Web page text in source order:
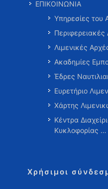
ΕΠΙΚΟΙΝΩΝΙΑ
Υπηρεσίες του
Περιφερειακές
Λιμενικές
Ακαδημίες
Έδρες
Ευρετήριο
Χάρτης
Κέντρα
Κυκλοφορίας …
Χρήσιμοι